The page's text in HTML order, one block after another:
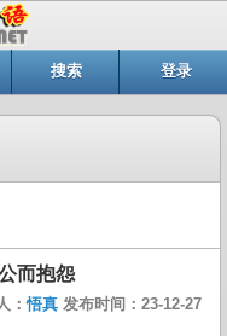
搜索 登录
而抱怨
：悟真 发布时间：23-12-27